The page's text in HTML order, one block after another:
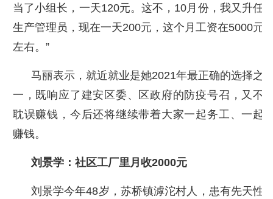
当了小组长，一天120元。这不，10月份，我又升任
生产管理员，现在一天200元，这个月工资在5000元
左右。”
马丽表示，就近就业是她2021年最正确的选择之
一，既响应了建安区委、区政府的防疫号召，又不
耽误赚钱，今后还将继续带着大家一起务工、一起
赚钱。
刘景学：社区工厂里月收2000元
刘景学今年48岁，苏桥镇滹沱村人，患有先天性